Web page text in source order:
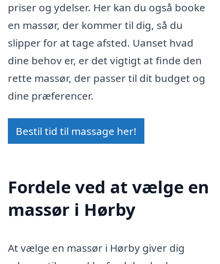
priser og ydelser. Her kan du også booke
en massør, der kommer til dig, så du
slipper for at tage afsted. Uanset hvad
dine behov er, er det vigtigt at finde den
rette massør, der passer til dit budget og
dine præferencer.
Bestil tid til massage her!
Fordele ved at vælge en
massør i Hørby
At vælge en massør i Hørby giver dig